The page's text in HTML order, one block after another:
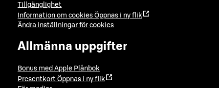
Tillgänglighet
Information om cookies Öppnas i ny flik
Ändra inställningar för cookies
Allmänna uppgifter
Bonus med Apple Plånbok
Presentkort Öppnas i ny flik